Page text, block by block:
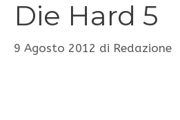
Die Hard 5
9 Agosto 2012 di Redazione